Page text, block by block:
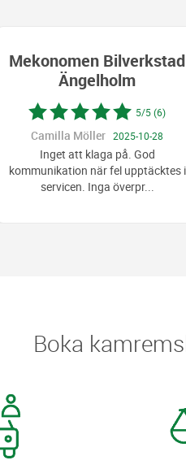
i
Väla
Bilförsäljning
Teresa X 2026-
Utmärkt service och
Boka